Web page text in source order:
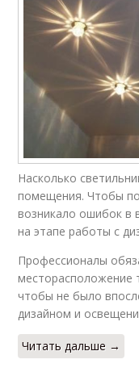
Насколько
помещения. Чтобы
возникало ошибок
на этапе работы с
Профессионалы
месторасположение
чтобы не было
дизайном и
Читать дальше →